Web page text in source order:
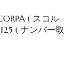
( スコル
( ナンバー取